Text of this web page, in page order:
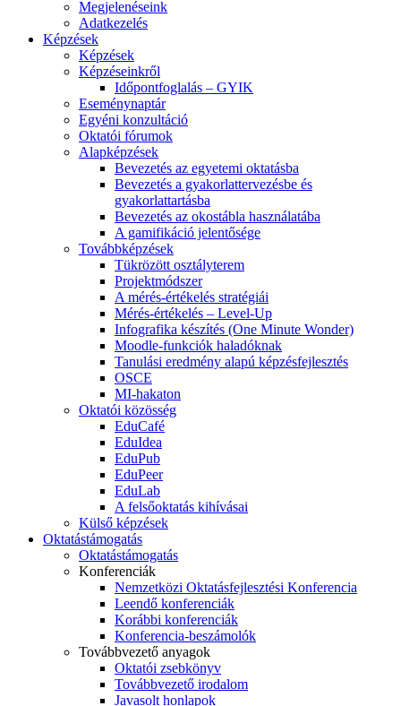
Megjelenéseink
Adatkezelés
Képzések
Képzések
Képzéseinkről
Időpontfoglalás – GYIK
Eseménynaptár
Egyéni konzultáció
Oktatói fórumok
Alapképzések
Bevezetés az egyetemi oktatásba
Bevezetés a gyakorlattervezésbe és
gyakorlattartásba
Bevezetés az okostábla használatába
A gamifikáció jelentősége
Továbbképzések
Tükrözött osztályterem
Projektmódszer
A mérés-értékelés stratégiái
Mérés-értékelés – Level-Up
Infografika készítés (One Minute Wonder)
Moodle-funkciók haladóknak
Tanulási eredmény alapú képzésfejlesztés
OSCE
MI-hakaton
Oktatói közösség
EduCafé
EduIdea
EduPub
EduPeer
EduLab
A felsőoktatás kihívásai
Külső képzések
Oktatástámogatás
Oktatástámogatás
Konferenciák
Nemzetközi Oktatásfejlesztési Konferencia
Leendő konferenciák
Korábbi konferenciák
Konferencia-beszámolók
Továbbvezető anyagok
Oktatói zsebkönyv
Továbbvezető irodalom
Javasolt honlapok